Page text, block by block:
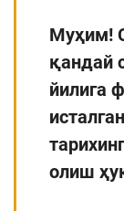
Муҳим!
қандай
йилига
олиш